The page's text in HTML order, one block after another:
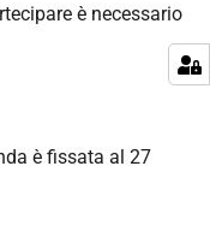
è necessario
è fissata al 27